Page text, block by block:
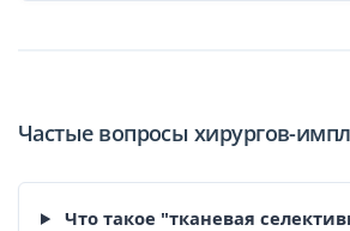
Частые вопросы хирургов-
Что такое "тканевая